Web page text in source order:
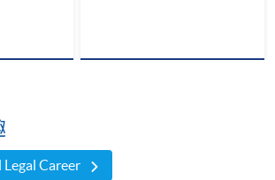
Legal Career